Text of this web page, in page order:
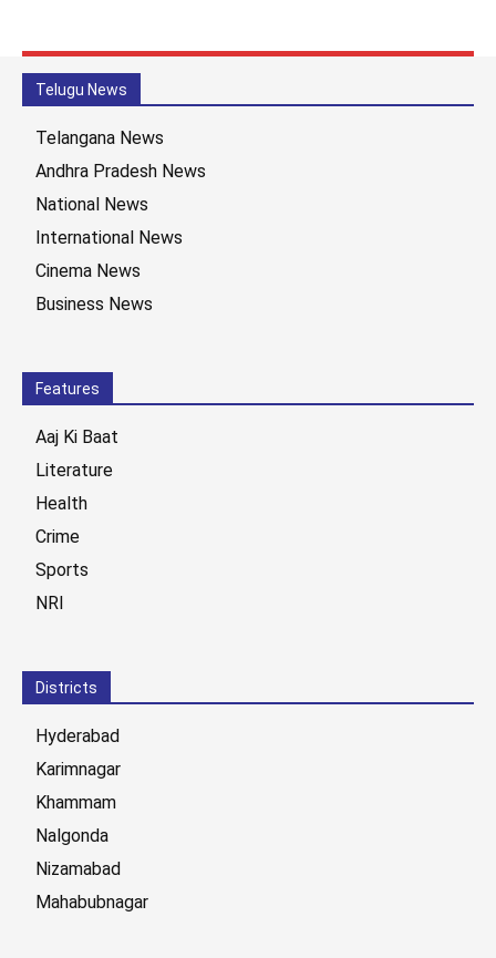
Telugu News
Telangana News
Andhra Pradesh News
National News
International News
Cinema News
Business News
Features
Aaj Ki Baat
Literature
Health
Crime
Sports
NRI
Districts
Hyderabad
Karimnagar
Khammam
Nalgonda
Nizamabad
Mahabubnagar